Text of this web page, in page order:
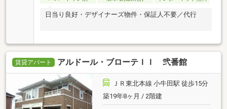
日当り良好・デザイナーズ物件・保証人不要／代行
賃貸アパート アルドール・ブローテＩＩ 弐番館
ＪＲ東北本線 小牛田駅 徒歩15分
築19年8ヶ月 / 2階建